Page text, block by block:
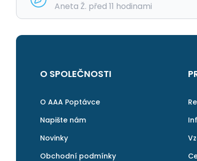
Aneta Ž. před 11 hodinami
O SPOLEČNOSTI
O AAA Poptávce
Napište nám
Novinky
Obchodní podmínky